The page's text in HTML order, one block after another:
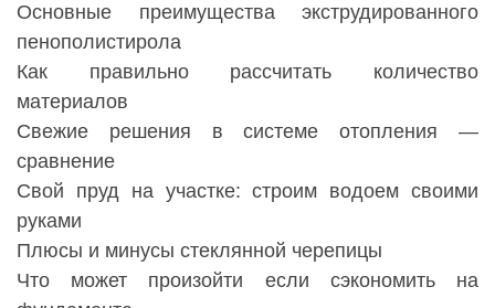
Основные преимущества экструдированного
пенополистирола
Как правильно рассчитать количество
материалов
Свежие решения в системе отопления —
сравнение
Свой пруд на участке: строим водоем своими
руками
Плюсы и минусы стеклянной черепицы
Что может произойти если сэкономить на